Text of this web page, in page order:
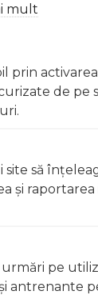
mult
prin
de pe
să
şi
pe
antrenante